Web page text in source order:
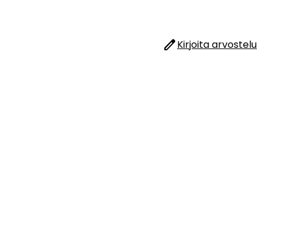
editKirjoita arvostelu